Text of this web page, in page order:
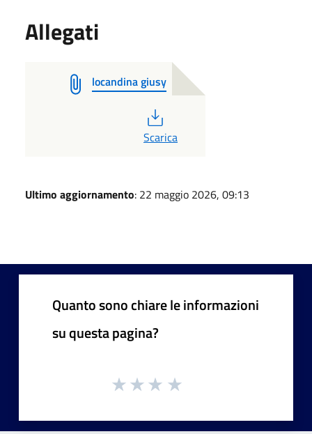
Allegati
locandina giusy
PDF
Scarica
Ultimo aggiornamento: 22 maggio 2026, 09:13
Quanto sono chiare le informazioni
su questa pagina?